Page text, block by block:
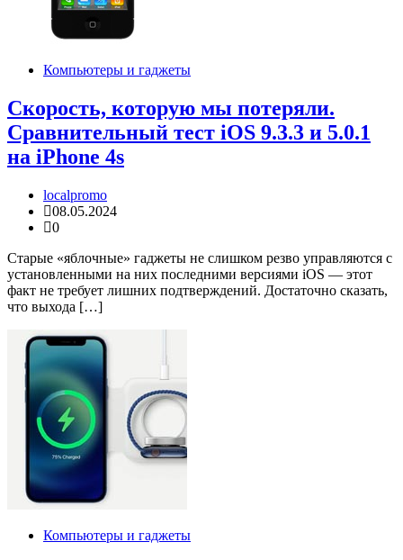
Компьютеры и гаджеты
Скорость, которую мы потеряли.
Сравнительный тест iOS 9.3.3 и 5.0.1
на iPhone 4s
localpromo
08.05.2024
0
Старые «яблочные» гаджеты не слишком резво управляются с
установленными на них последними версиями iOS — этот
факт не требует лишних подтверждений. Достаточно сказать,
что выхода […]
Компьютеры и гаджеты